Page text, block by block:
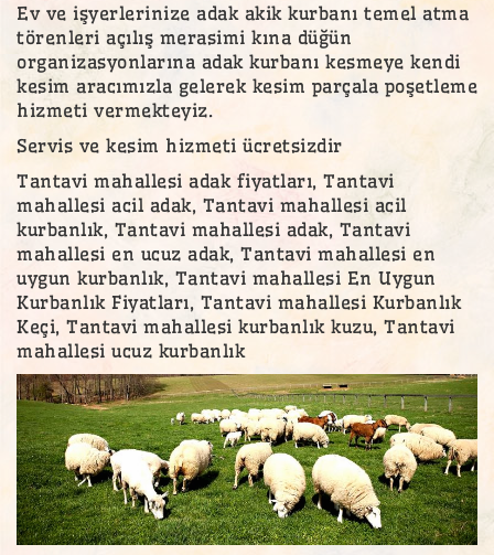
Ev ve işyerlerinize adak akik kurbanı temel atma
törenleri açılış merasimi kına düğün
organizasyonlarına adak kurbanı kesmeye kendi
kesim aracımızla gelerek kesim parçala poşetleme
hizmeti vermekteyiz.
Servis ve kesim hizmeti ücretsizdir
Tantavi mahallesi adak fiyatları, Tantavi
mahallesi acil adak, Tantavi mahallesi acil
kurbanlık, Tantavi mahallesi adak, Tantavi
mahallesi en ucuz adak, Tantavi mahallesi en
uygun kurbanlık, Tantavi mahallesi En Uygun
Kurbanlık Fiyatları, Tantavi mahallesi Kurbanlık
Keçi, Tantavi mahallesi kurbanlık kuzu, Tantavi
mahallesi ucuz kurbanlık